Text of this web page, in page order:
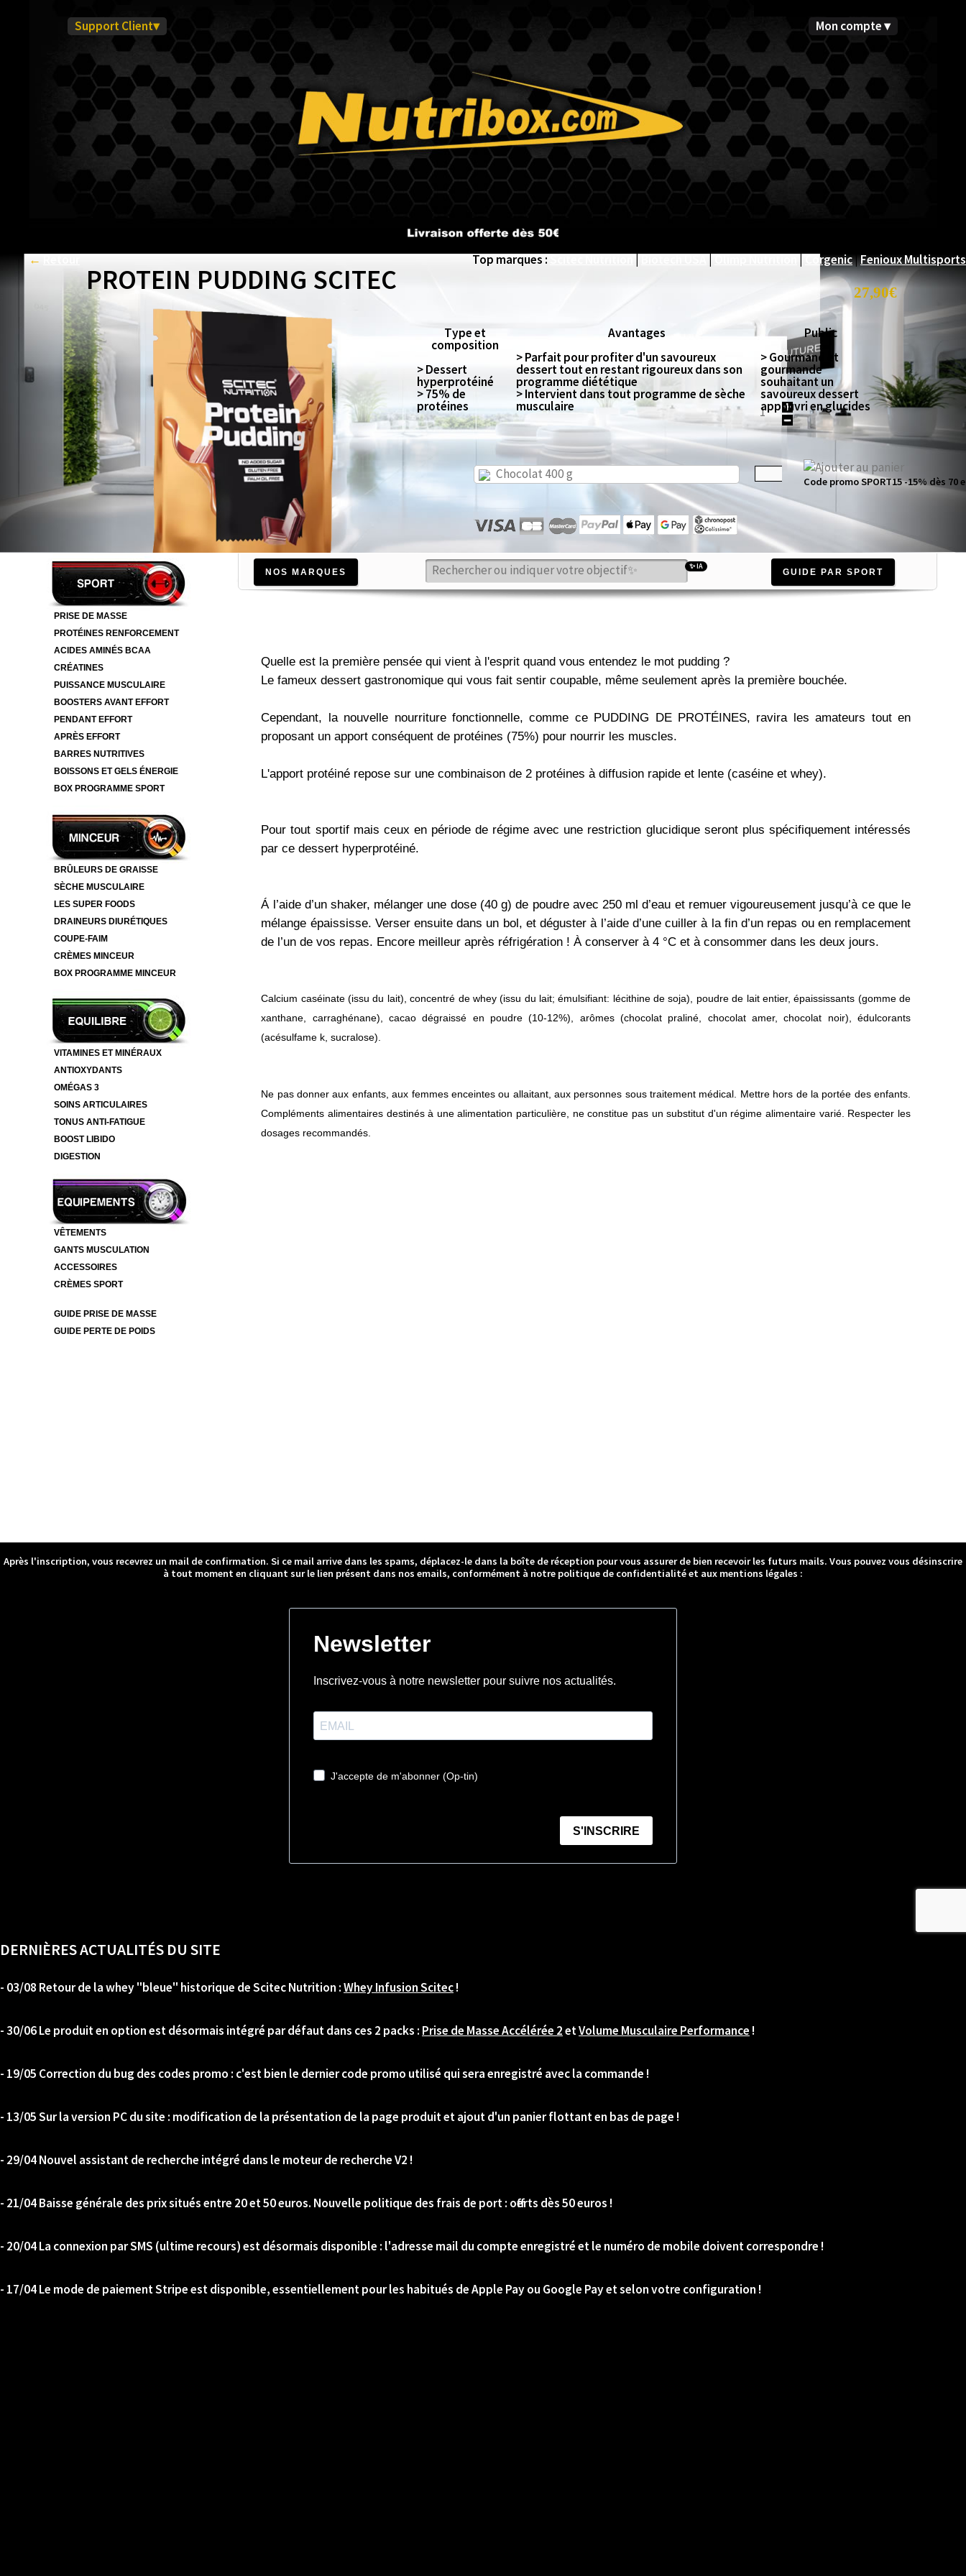
Support Client▾ Mon compte ▾
Top marques : Corgenic|Fenioux Multisports
←
PROTEIN PUDDING SCITEC
Code promo SPORT15 -15% dès 70
Type et
composition
> Dessert
hyperprotéiné
> 75% de
protéines
Avantages
> Parfait pour profiter d'un savoureux
dessert tout en restant rigoureux dans son
programme diététique
> Intervient dans tout programme de sèche
musculaire
Public
> Gourmand et
gourmande
souhaitant un
savoureux dessert
appauvri en glucides
Chocolat 400 g
27,90€
PRISE DE MASSE
PROTÉINES RENFORCEMENT
ACIDES AMINÉS BCAA
CRÉATINES
PUISSANCE MUSCULAIRE
BOOSTERS AVANT EFFORT
PENDANT EFFORT
APRÈS EFFORT
BARRES NUTRITIVES
BOISSONS ET GELS ÉNERGIE
BOX PROGRAMME SPORT
BRÛLEURS DE GRAISSE
SÈCHE MUSCULAIRE
LES SUPER FOODS
DRAINEURS DIURÉTIQUES
COUPE-FAIM
CRÈMES MINCEUR
BOX PROGRAMME MINCEUR
VITAMINES ET MINÉRAUX
ANTIOXYDANTS
OMÉGAS 3
SOINS ARTICULAIRES
TONUS ANTI-FATIGUE
BOOST LIBIDO
DIGESTION
VÊTEMENTS
GANTS MUSCULATION
ACCESSOIRES
CRÈMES SPORT
GUIDE PRISE DE MASSE
GUIDE PERTE DE POIDS
✨ IA
NOS MARQUES GUIDE PAR SPORT
Quelle est la première pensée qui vient à l'esprit quand vous entendez le mot pudding ?
Le fameux dessert gastronomique qui vous fait sentir coupable, même seulement après la première bouchée.
Cependant, la nouvelle nourriture fonctionnelle, comme ce PUDDING DE PROTÉINES, ravira les amateurs tout en
proposant un apport conséquent de protéines (75%) pour nourrir les muscles.
L'apport protéiné repose sur une combinaison de 2 protéines à diffusion rapide et lente (caséine et whey).
Pour tout sportif mais ceux en période de régime avec une restriction glucidique seront plus spécifiquement intéressés
par ce dessert hyperprotéiné.
Á l’aide d’un shaker, mélanger une dose (40 g) de poudre avec 250 ml d’eau et remuer vigoureusement jusqu’à ce que le
mélange épaississe. Verser ensuite dans un bol, et déguster à l’aide d’une cuiller à la fin d’un repas ou en remplacement
de l’un de vos repas. Encore meilleur après réfrigération ! À conserver à 4 °C et à consommer dans les deux jours.
Calcium caséinate (issu du lait), concentré de whey (issu du lait; émulsifiant: lécithine de soja), poudre de lait entier, épaississants (gomme de
xanthane, carraghénane), cacao dégraissé en poudre (10-12%), arômes (chocolat praliné, chocolat amer, chocolat noir), édulcorants
(acésulfame k, sucralose).
Ne pas donner aux enfants, aux femmes enceintes ou allaitant, aux personnes sous traitement médical. Mettre hors de la portée des enfants.
Compléments alimentaires destinés à une alimentation particulière, ne constitue pas un substitut d'un régime alimentaire varié. Respecter les
dosages recommandés.
Après l'inscription, vous recevrez un mail de confirmation. Si ce mail arrive dans les spams, déplacez-le dans la boîte de réception pour vous assurer de bien recevoir les futurs mails. Vous pouvez vous désinscrire
à tout moment en cliquant sur le lien présent dans nos emails, conformément à notre politique de confidentialité et aux mentions légales :
DERNIÈRES ACTUALITÉS DU SITE
- 03/08 Retour de la whey "bleue" historique de Scitec Nutrition :Whey Infusion Scitec!
- 30/06 Le produit en option est désormais intégré par défaut dans ces 2 packs : Prise de Masse Accélérée 2etVolume Musculaire Performance !
- 19/05 Correction du bug des codes promo : c'est bien le dernier code promo utilisé qui sera enregistré avec la commande !
- 13/05 Sur la version PC du site : modification de la présentation de la page produit et ajout d'un panier flottant en bas de page !
- 29/04 Nouvel assistant de recherche intégré dans le moteur de recherche V2 !
- 21/04 Baisse générale des prix situés entre 20 et 50 euros. Nouvelle politique des frais de port : offerts dès 50 euros !
- 20/04 La connexion par SMS (ultime recours) est désormais disponible : l'adresse mail du compte enregistré et le numéro de mobile doivent correspondre !
- 17/04 Le mode de paiement Stripe est disponible, essentiellement pour les habitués de Apple Pay ou Google Pay et selon votre configuration !